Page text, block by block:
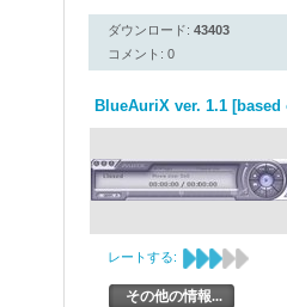
ダウンロード: 43403
コメント: 0
BlueAuriX ver. 1.1
レートする:
その他の情報...